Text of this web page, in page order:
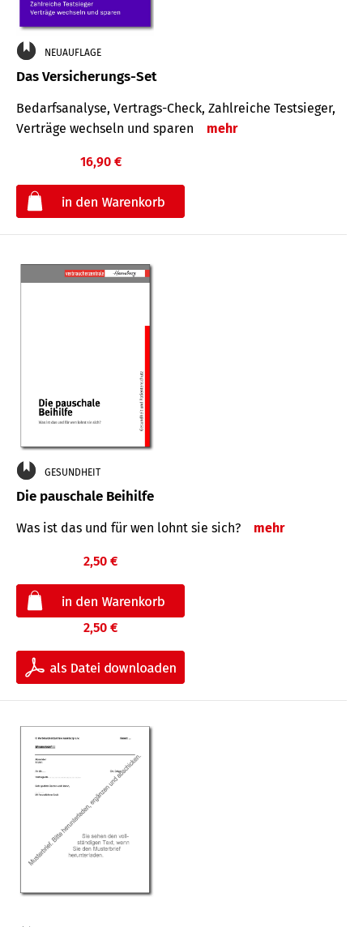
NEUAUFLAGE
Das Versicherungs-Set
Bedarfsanalyse, Vertrags-Check, Zahlreiche Testsieger,
Verträge wechseln und sparen
mehr
16,90 €
GESUNDHEIT
Die pauschale Beihilfe
Was ist das und für wen lohnt sie sich? mehr
2,50 €
2,50 €